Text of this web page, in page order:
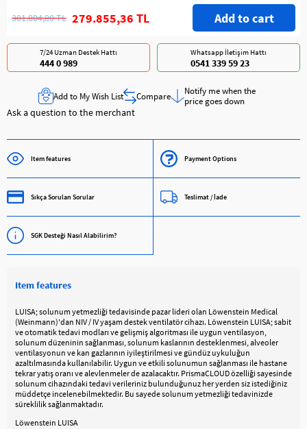
301.804,80 TL 279.855,36 TL
Whatsapp İletişim Hattı
0541 339 59 23
7/24 Uzman Destek Hattı
444 0 989
Add to My Wish List Compare
Notify me when the
price goes down
Ask a question to the merchant
Item features Payment Options
Sıkça Sorulan Sorular Teslimat / İade
SGK Desteği Nasıl Alabilirim?
Item features
LUISA; solunum yetmezliği tedavisinde pazar lideri olan Löwenstein Medical
(Weinmann)'dan NIV / IV yaşam destek ventilatör cihazı. Löwenstein LUISA; sabit
ve otomatik tedavi modları ve gelişmiş algoritması ile uygun ventilasyon,
solunum düzeninin sağlanması, solunum kaslarının desteklenmesi, alveoler
ventilasyonun ve kan gazlarının iyileştirilmesi ve gündüz uykuluğun
azaltılmasında kullanılabilir. Uygun ve etkili solunumun sağlanması ile hastane
tekrar yatış oranı ve alevlenmeler de azalacaktır. PrismaCLOUD özelliği sayesinde
solunum cihazındaki tedavi verileriniz bulunduğunuz her yerden siz istediğiniz
müddetçe incelenebilmektedir. Bu sayede solunum yetmezliği tedavinizde
süreklilik sağlanmaktadır.
Löwenstein LUISA